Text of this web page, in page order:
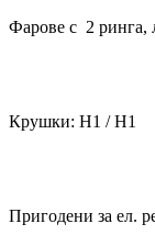
Фарове с 2 ринга,
Крушки: Н1 / H1
Пригодени за ел.